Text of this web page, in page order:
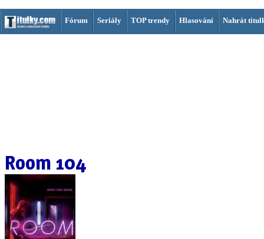
Fórum Seriály TOP trendy Hlasování Nahrát
Room 104